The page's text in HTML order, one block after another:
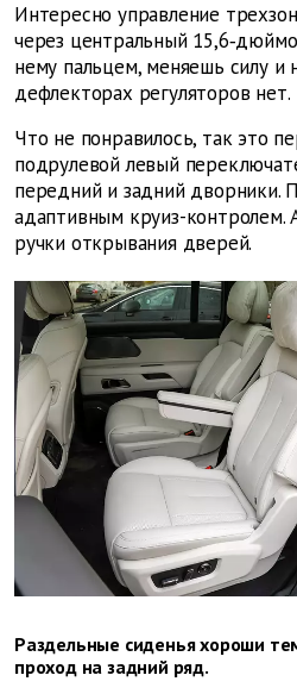
Интересно управление
через центральный
нему пальцем, меняешь силу и
дефлекторах регуляторов нет.
Что не понравилось, так это
подрулевой левый
передний и задний дворники.
адаптивным круиз-
ручки открывания дверей.
Раздельные сиденья хороши
проход на задний ряд.